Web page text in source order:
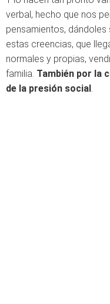
verbal, hecho que nos
pensamientos,
estas creencias, que
normales y propias,
familia. También por la
de la presión social.